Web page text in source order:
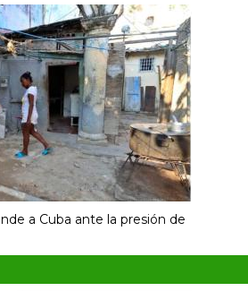
a Cuba ante la presión de